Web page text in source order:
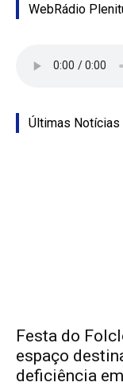
WebRádio
Últimas Notícias
Festa do
espaço
deficiência